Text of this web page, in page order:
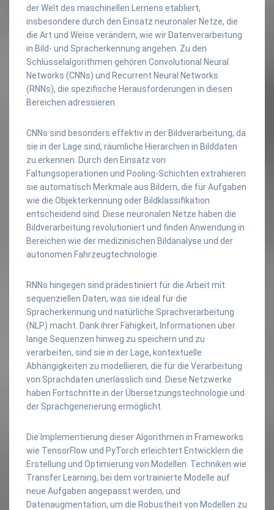
der Welt des maschinellen Lernens etabliert,
insbesondere durch den Einsatz neuronaler Netze, die
die Art und Weise verändern, wie wir Datenverarbeitung
in Bild- und Spracherkennung angehen. Zu den
Schlüsselalgorithmen gehören Convolutional Neural
Networks (CNNs) und Recurrent Neural Networks
(RNNs), die spezifische Herausforderungen in diesen
Bereichen adressieren.
CNNs sind besonders effektiv in der Bildverarbeitung, da
sie in der Lage sind, räumliche Hierarchien in Bilddaten
zu erkennen. Durch den Einsatz von
Faltungsoperationen und Pooling-Schichten extrahieren
sie automatisch Merkmale aus Bildern, die für Aufgaben
wie die Objekterkennung oder Bildklassifikation
entscheidend sind. Diese neuronalen Netze haben die
Bildverarbeitung revolutioniert und finden Anwendung in
Bereichen wie der medizinischen Bildanalyse und der
autonomen Fahrzeugtechnologie.
RNNs hingegen sind prädestiniert für die Arbeit mit
sequenziellen Daten, was sie ideal für die
Spracherkennung und natürliche Sprachverarbeitung
(NLP) macht. Dank ihrer Fähigkeit, Informationen über
lange Sequenzen hinweg zu speichern und zu
verarbeiten, sind sie in der Lage, kontextuelle
Abhängigkeiten zu modellieren, die für die Verarbeitung
von Sprachdaten unerlässlich sind. Diese Netzwerke
haben Fortschritte in der Übersetzungstechnologie und
der Sprachgenerierung ermöglicht.
Die Implementierung dieser Algorithmen in Frameworks
wie TensorFlow und PyTorch erleichtert Entwicklern die
Erstellung und Optimierung von Modellen. Techniken wie
Transfer Learning, bei dem vortrainierte Modelle auf
neue Aufgaben angepasst werden, und
Datenaugmentation, um die Robustheit von Modellen zu